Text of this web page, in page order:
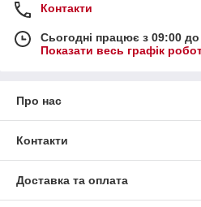
Контакти
Сьогодні працює з 09:00
Показати весь графік
Про нас
Контакти
Доставка та оплата